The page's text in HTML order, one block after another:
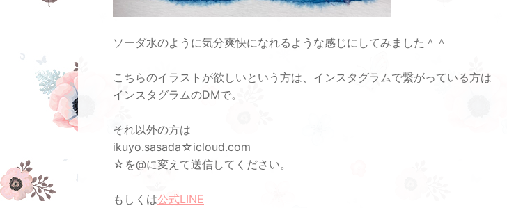
ソーダ水のように気分爽快になれるような感じにしてみました＾＾
こちらのイラストが欲しいという方は、インスタグラムで繋がっている方は
インスタグラムのDMで。
それ以外の方は
ikuyo.sasada☆icloud.com
☆を@に変えて送信してください。
もしくは公式LINE